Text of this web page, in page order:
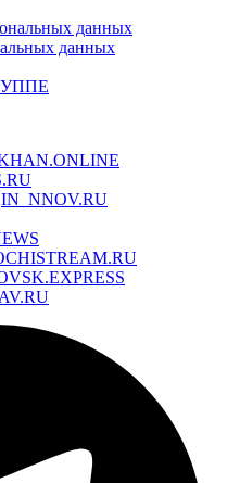
данных
данных
IN_NNOV.RU